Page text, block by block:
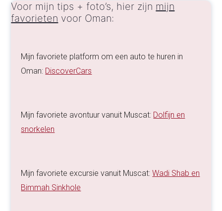
Voor mijn tips + foto’s, hier zijn mijn
favorieten voor Oman:
Mijn favoriete platform om een auto te huren in
Oman: DiscoverCars
Mijn favoriete avontuur vanuit Muscat: Dolfijn en
snorkelen
Mijn favoriete excursie vanuit Muscat:Wadi Shab en
Bimmah Sinkhole